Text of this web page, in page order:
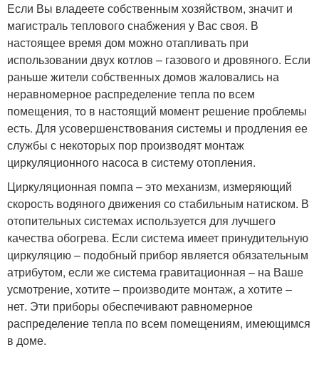
Если Вы владеете собственным хозяйством, значит и
магистраль теплового снабжения у Вас своя. В
настоящее время дом можно отапливать при
использовании двух котлов – газового и дровяного. Если
раньше жители собственных домов жаловались на
неравномерное распределение тепла по всем
помещения, то в настоящий момент решение проблемы
есть. Для усовершенствования системы и продления ее
службы с некоторых пор производят монтаж
циркуляционного насоса в систему отопления.
Циркуляционная помпа – это механизм, измеряющий
скорость водяного движения со стабильным натиском. В
отопительных системах используется для лучшего
качества обогрева. Если система имеет принудительную
циркуляцию – подобный прибор является обязательным
атрибутом, если же система гравитационная – на Ваше
усмотрение, хотите – производите монтаж, а хотите –
нет. Эти приборы обеспечивают равномерное
распределение тепла по всем помещениям, имеющимся
в доме.